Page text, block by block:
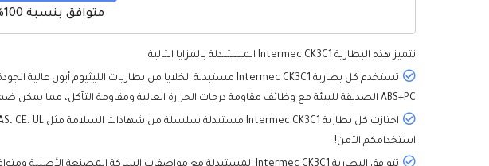
متوافق بنسبة 100%، آمن وموثوق، وقت الإستخدام طويل
تتميز هذه البطارية Intermec CK3C1 المستبدلة بالمزايا التالية:
ABS+PC الصديقة للبيئة مع وظائف مقاومة درجات الحرارة العالية ومقاومة التآكل، مما يمكن ضمان الأداء العالي وتحسين الأمان بشكل كبير في نفس الوقت.
استخدامكم الآمن!